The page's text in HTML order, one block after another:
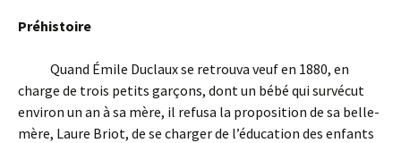
Préhistoire
Quand Émile Duclaux se retrouva veuf en 1880, en
charge de trois petits garçons, dont un bébé qui survécut
environ un an à sa mère, il refusa la proposition de sa belle-
mère, Laure Briot, de se charger de l’éducation des enfants